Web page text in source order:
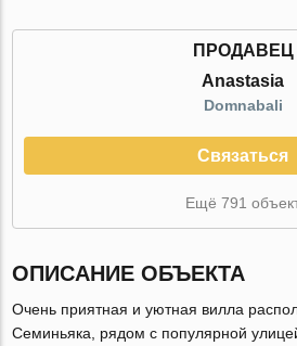
ПРОДАВЕЦ
Anastasia
Domnabali
Связаться
Ещё 791
ОПИСАНИЕ ОБЪЕКТА
Очень приятная и уютная вилла
Семиньяка, рядом с популярной